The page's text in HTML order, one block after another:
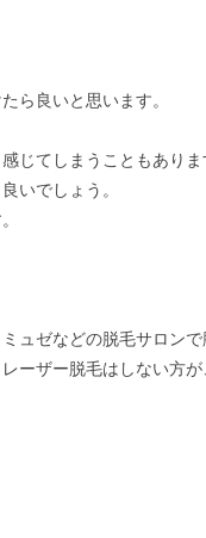
ら良いと思います。
じてしまうこともあり
いでしょう。
ュゼなどの脱毛サロンで
ーザー脱毛はしない方が